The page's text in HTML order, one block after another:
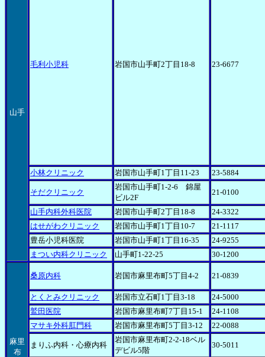
山手
毛利小児科 岩国市山手町2丁目18-8 23-6677
小林クリニック 岩国市山手町1丁目11-23 23-5884
そだクリニック
岩国市山手町1-2-6 錦屋
ビル2F
21-0100
山手内科外科医院 岩国市山手町2丁目18-8
24-3322
はせがわクリニック
岩国市山手町1丁目10-7
21-1117
豊岳小児科医院
岩国市山手町1丁目16-35
24-9255
まつい内科クリニック
山手町1-22-25 30-1200
麻里
布
桑原内科 岩国市麻里布町5丁目4-2 21-0839
とくとみクリニック 岩国市立石町1丁目3-18
24-5000
鷲田医院
岩国市麻里布町7丁目15-1
24-1108
マサキ外科肛門科
岩国市麻里布町5丁目3-12 22-0088
まりふ内科・心療内科
岩国市麻里布町2-2-18ベル
デビル5階
30-5011